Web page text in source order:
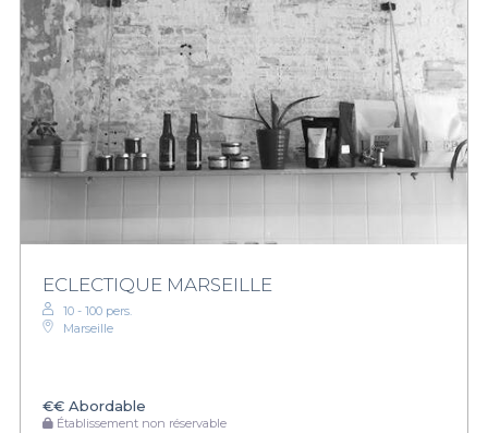
ECLECTIQUE MARSEILLE
10 - 100 pers.
Marseille
€€ Abordable
Établissement non réservable